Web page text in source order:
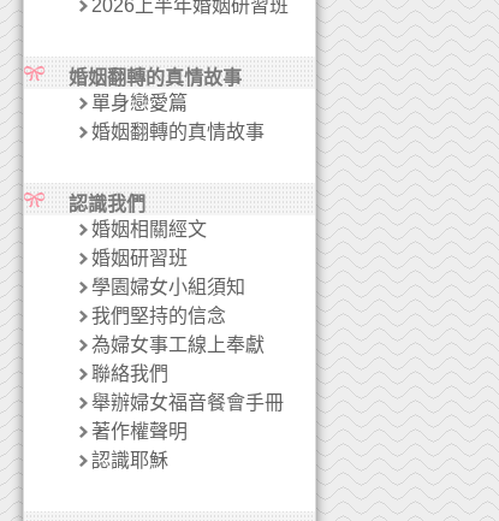
2026上半年婚姻研習班
婚姻翻轉的真情故事
單身戀愛篇
婚姻翻轉的真情故事
認識我們
婚姻相關經文
婚姻研習班
學園婦女小組須知
我們堅持的信念
為婦女事工線上奉獻
聯絡我們
舉辦婦女福音餐會手冊
著作權聲明
認識耶穌